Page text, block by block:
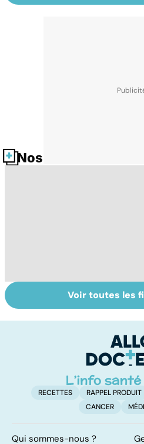
Nos fiches santé
Tout savoir sur
les infections
Voir toutes les
RECETTES RAPPEL PRODUIT
CANCER
Qui sommes-nous ?